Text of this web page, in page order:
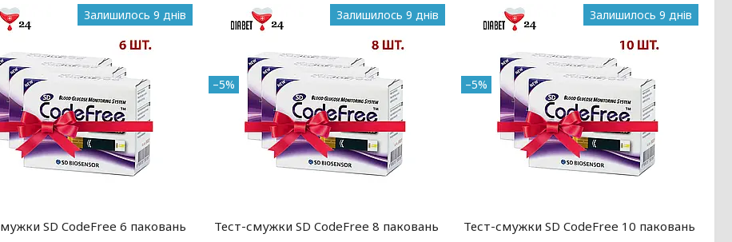
Залишилось 9 днів
SD CodeFree 6 паковань
–5%
Залишилось 9 днів
Тест-смужки SD CodeFree 8 паковань
–5%
Залишилось 9 днів
Тест-смужки SD CodeFree 10 паковань